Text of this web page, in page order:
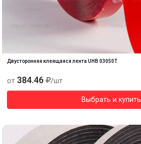
Двусторонняя клеящаяся лента UHB 03050Т
от 384.46 /шт
Выбрать и купить